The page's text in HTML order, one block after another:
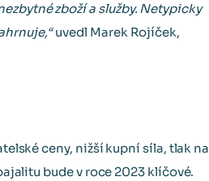
zboží a služby. Netypicky
uvedl Marek Rojíček,
ceny, nižší kupní síla, tlak na
bude v roce 2023 klíčové.